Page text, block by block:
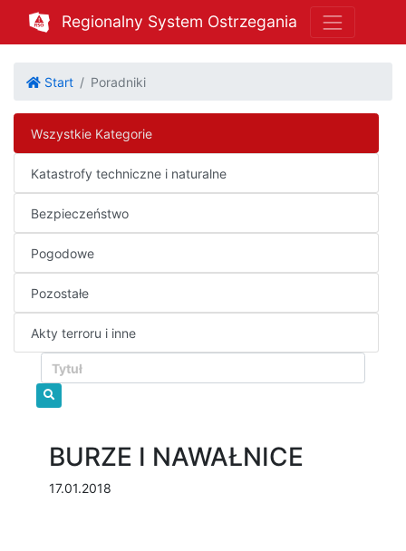
Regionalny System Ostrzegania
Start Poradniki
Wszystkie Kategorie
Katastrofy techniczne i naturalne
Bezpieczeństwo
Pogodowe
Pozostałe
Akty terroru i inne
BURZE I NAWAŁNICE
17.01.2018